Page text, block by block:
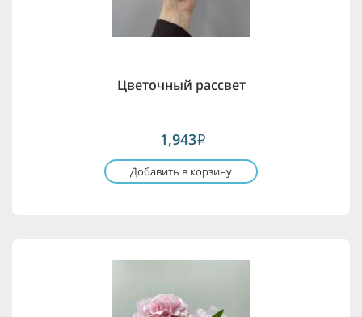
Цветочный рассвет
1,943i
Добавить в корзину